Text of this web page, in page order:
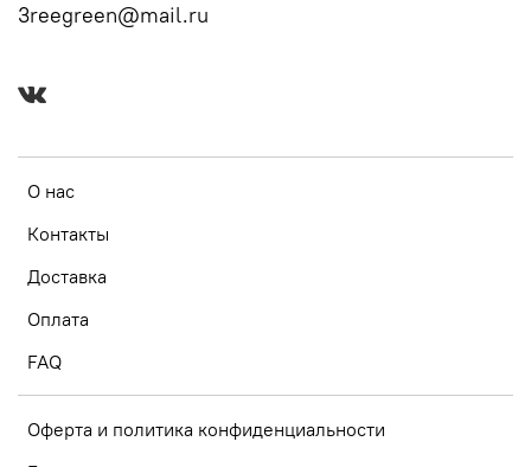
О нас
Контакты
Доставка
Оплата
FAQ
Оферта и политика конфиденциальности
3reegreen@mail.ru